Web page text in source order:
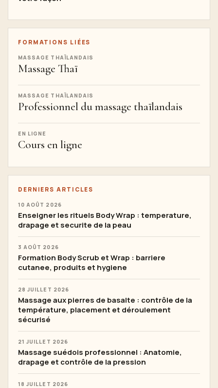
FORMATIONS LIÉES
MASSAGE THAÏLANDAIS
Massage Thaï
MASSAGE THAÏLANDAIS
Professionnel du massage thaïlandais
EN LIGNE
Cours en ligne
DERNIERS ARTICLES
10 AOÛT 2026
Enseigner les rituels Body Wrap : temperature,
drapage et securite de la peau
3 AOÛT 2026
Formation Body Scrub et Wrap : barriere
cutanee, produits et hygiene
28 JUILLET 2026
Massage aux pierres de basalte : contrôle de la
température, placement et déroulement
sécurisé
21 JUILLET 2026
Massage suédois professionnel : Anatomie,
drapage et contrôle de la pression
18 JUILLET 2026